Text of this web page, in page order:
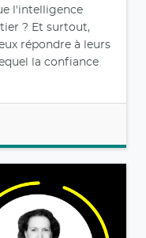
l'intelligence
? Et surtout,
répondre à leurs
la confiance